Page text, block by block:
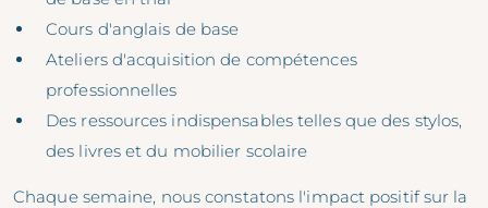
Cours d'anglais de base
Ateliers d'acquisition de compétences
professionnelles
Des ressources indispensables telles que des stylos,
des livres et du mobilier scolaire
Chaque semaine, nous constatons l'impact positif sur la